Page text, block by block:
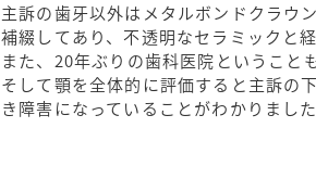
主訴の歯牙以外はメタルボンドクラウ
補綴してあり、不透明なセラミックと
また、20年ぶりの歯科医院ということ
そして顎を全体的に評価すると主訴の
き障害になっていることがわかりました